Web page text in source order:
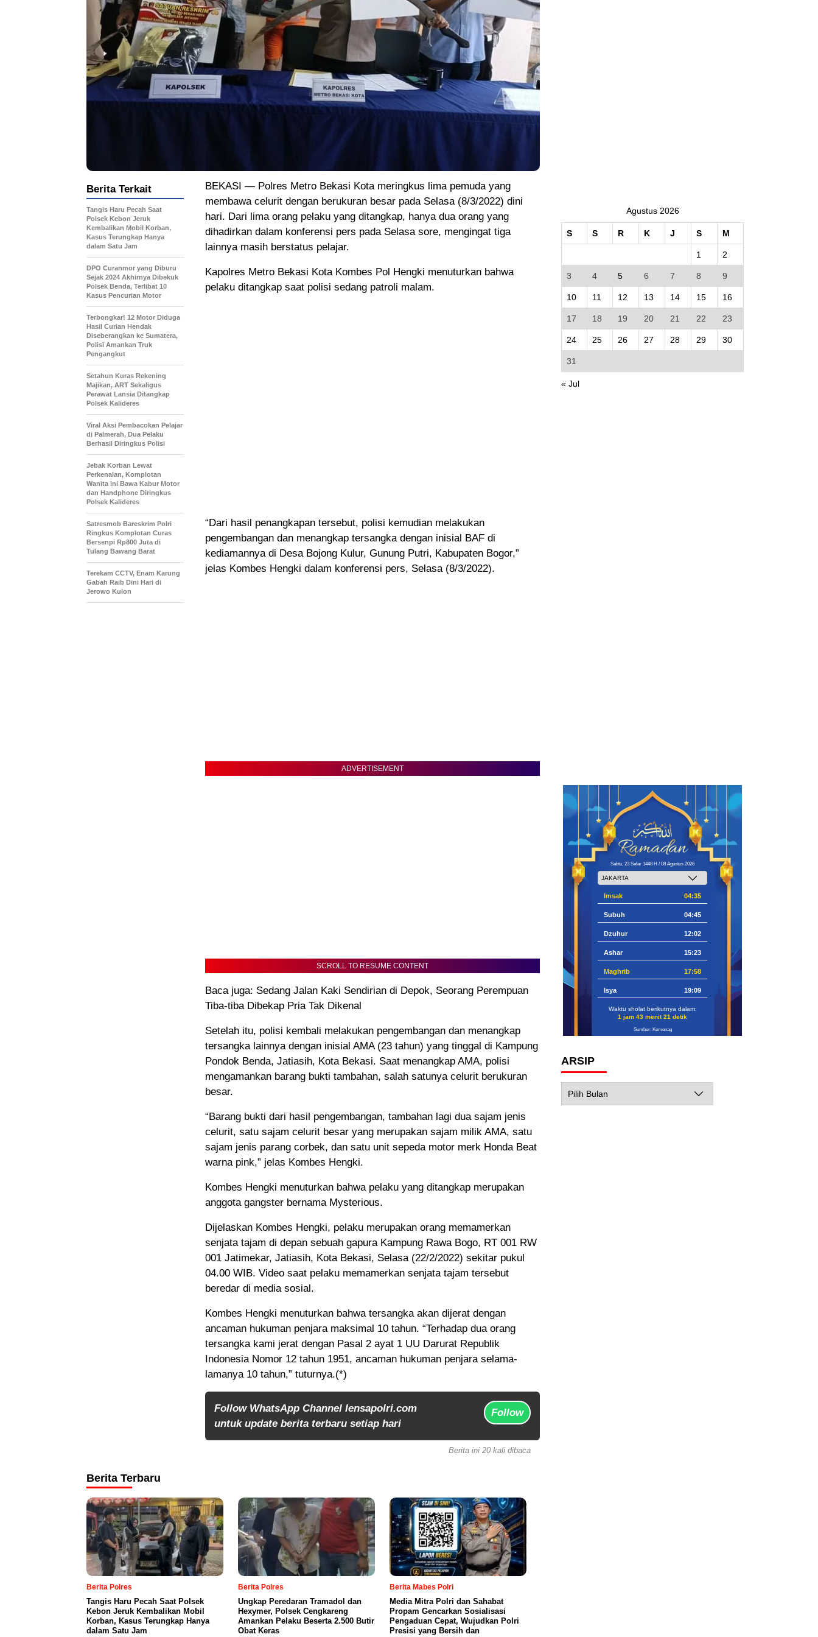
BEKASI — Polres Metro Bekasi Kota meringkus lima pemuda yang
membawa celurit dengan berukuran besar pada Selasa (8/3/2022) dini
hari. Dari lima orang pelaku yang ditangkap, hanya dua orang yang
dihadirkan dalam konferensi pers pada Selasa sore, mengingat tiga
lainnya masih berstatus pelajar.
Kapolres Metro Bekasi Kota Kombes Pol Hengki menuturkan bahwa
pelaku ditangkap saat polisi sedang patroli malam.
“Dari hasil penangkapan tersebut, polisi kemudian melakukan
pengembangan dan menangkap tersangka dengan inisial BAF di
kediamannya di Desa Bojong Kulur, Gunung Putri, Kabupaten Bogor,”
jelas Kombes Hengki dalam konferensi pers, Selasa (8/3/2022).
ADVERTISEMENT
SCROLL TO RESUME CONTENT
Baca juga: Sedang Jalan Kaki Sendirian di Depok, Seorang Perempuan
Tiba-tiba Dibekap Pria Tak Dikenal
Setelah itu, polisi kembali melakukan pengembangan dan menangkap
tersangka lainnya dengan inisial AMA (23 tahun) yang tinggal di Kampung
Pondok Benda, Jatiasih, Kota Bekasi. Saat menangkap AMA, polisi
mengamankan barang bukti tambahan, salah satunya celurit berukuran
besar.
“Barang bukti dari hasil pengembangan, tambahan lagi dua sajam jenis
celurit, satu sajam celurit besar yang merupakan sajam milik AMA, satu
sajam jenis parang corbek, dan satu unit sepeda motor merk Honda Beat
warna pink,” jelas Kombes Hengki.
Kombes Hengki menuturkan bahwa pelaku yang ditangkap merupakan
anggota gangster bernama Mysterious.
Dijelaskan Kombes Hengki, pelaku merupakan orang memamerkan
senjata tajam di depan sebuah gapura Kampung Rawa Bogo, RT 001 RW
001 Jatimekar, Jatiasih, Kota Bekasi, Selasa (22/2/2022) sekitar pukul
04.00 WIB. Video saat pelaku memamerkan senjata tajam tersebut
beredar di media sosial.
Kombes Hengki menuturkan bahwa tersangka akan dijerat dengan
ancaman hukuman penjara maksimal 10 tahun. “Terhadap dua orang
tersangka kami jerat dengan Pasal 2 ayat 1 UU Darurat Republik
Indonesia Nomor 12 tahun 1951, ancaman hukuman penjara selama-
lamanya 10 tahun,” tuturnya.(*)
Follow WhatsApp Channel lensapolri.com
untuk update berita terbaru setiap hari
Follow
Berita Terkait
Tangis Haru Pecah Saat
Polsek Kebon Jeruk
Kembalikan Mobil Korban,
Kasus Terungkap Hanya
dalam Satu Jam
DPO Curanmor yang Diburu
Sejak 2024 Akhirnya Dibekuk
Polsek Benda, Terlibat 10
Kasus Pencurian Motor
Terbongkar! 12 Motor Diduga
Hasil Curian Hendak
Diseberangkan ke Sumatera,
Polisi Amankan Truk
Pengangkut
Setahun Kuras Rekening
Majikan, ART Sekaligus
Perawat Lansia Ditangkap
Polsek Kalideres
Viral Aksi Pembacokan Pelajar
di Palmerah, Dua Pelaku
Berhasil Diringkus Polisi
Jebak Korban Lewat
Perkenalan, Komplotan
Wanita ini Bawa Kabur Motor
dan Handphone Diringkus
Polsek Kalideres
Satresmob Bareskrim Polri
Ringkus Komplotan Curas
Bersenpi Rp800 Juta di
Tulang Bawang Barat
Terekam CCTV, Enam Karung
Gabah Raib Dini Hari di
Jerowo Kulon
Berita ini 20 kali dibaca
Berita Terbaru
Berita Polres
Tangis Haru Pecah Saat Polsek
Kebon Jeruk Kembalikan Mobil
Korban, Kasus Terungkap Hanya
dalam Satu Jam
Berita Polres
Ungkap Peredaran Tramadol dan
Hexymer, Polsek Cengkareng
Amankan Pelaku Beserta 2.500 Butir
Obat Keras
Berita Mabes Polri
Media Mitra Polri dan Sahabat
Propam Gencarkan Sosialisasi
Pengaduan Cepat, Wujudkan Polri
Presisi yang Bersih dan
Agustus 2026
S S R K J S M
1 2
3 4 5 6 7 8 9
10 11 12 13 14 15 16
17 18 19 20 21 22 23
24 25 26 27 28 29 30
31
« Jul
Sabtu, 23 Safar 1448 H / 08 Agustus 2026
Imsak 04:35
Subuh 04:45
Dzuhur 12:02
Ashar 15:23
Maghrib 17:58
Isya 19:09
Waktu sholat berikutnya dalam:
1 jam 43 menit 20 detik
Sumber: Kemenag
ARSIP